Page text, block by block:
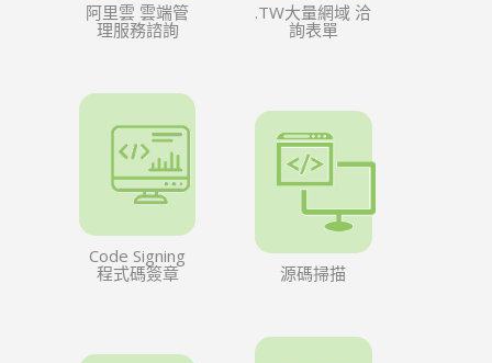
阿里雲 雲端管
理服務諮詢
.TW大量網域 洽
詢表單
Code Signing
程式碼簽章
源碼掃描